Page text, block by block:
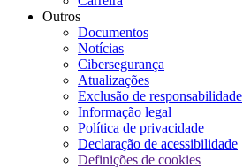
Outros
Documentos
Notícias
Cibersegurança
Atualizações
Exclusão de responsabilidade
Informação legal
Política de privacidade
Declaração de acessibilidade
Definições de cookies